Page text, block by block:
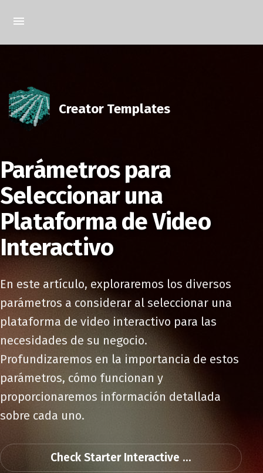
Creator Templates
Parámetros para
Seleccionar una
Plataforma de Video
Interactivo
En este artículo, exploraremos los diversos
parámetros a considerar al seleccionar una
plataforma de video interactivo para las
necesidades de su negocio.
Profundizaremos en la importancia de estos
parámetros, cómo funcionan y
proporcionaremos información detallada
sobre cada uno.
Check Starter Interactive ...